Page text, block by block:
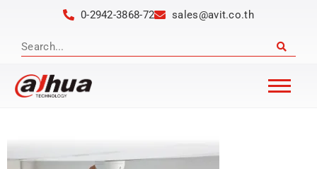
0-2942-3868-72 sales@avit.co.th